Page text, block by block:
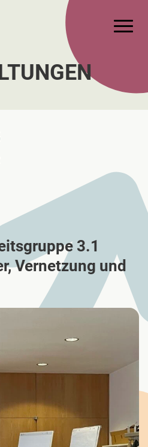
3.1
Vernetzung und